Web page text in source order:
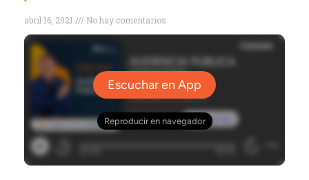
abril 16, 2021 No hay comentarios